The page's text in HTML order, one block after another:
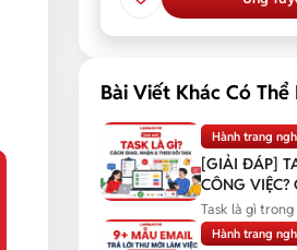
Bài Viết Khác Có Thể
Hành trang
[GIẢI ĐÁP]
CÔNG
THEO DÕI
Task là gì
giao, nhận và
Hành trang